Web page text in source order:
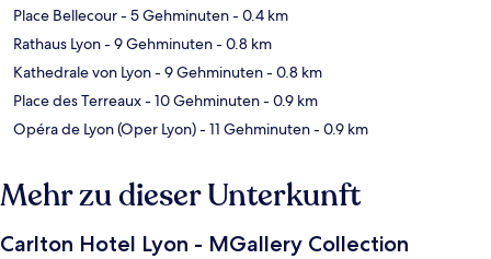
Place Bellecour- 5 Gehminuten- 0.4 km
Rathaus Lyon- 9 Gehminuten- 0.8 km
Kathedrale von Lyon- 9 Gehminuten- 0.8 km
Place des Terreaux- 10 Gehminuten- 0.9 km
Opéra de Lyon (Oper Lyon)- 11 Gehminuten- 0.9 km
Mehr zu dieser Unterkunft
Carlton Hotel Lyon - MGallery Collection